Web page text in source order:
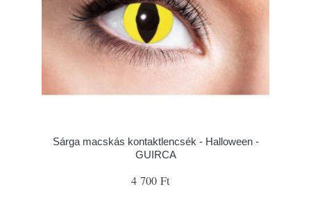
Sárga macskás kontaktlencsék - Halloween -
GUIRCA
4 700 Ft